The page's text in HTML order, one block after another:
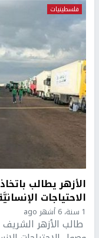
فلسطينيات
الأزهر يطالب
الاحتياجات
1 سنة، 6 أشهر ago
طالب الأزهر الشريف